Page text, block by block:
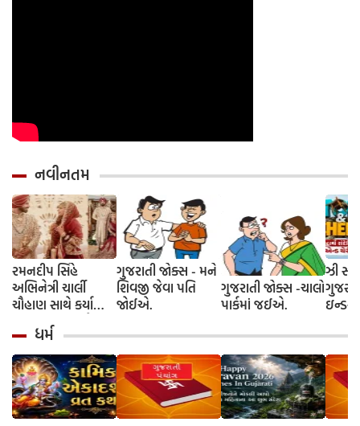
નવીનતમ
રમનદીપ સિંહે
અભિનેત્રી ચાર્લી
ચૌહાણ સાથે કર્યા
લગ્ન, જશ્નમાં ક્રિકેટ
જગતના કલાકારોની
હાજરી
ગુજરાતી જોક્સ - મને
શિવજી જેવા પતિ
જોઈએ.
ગુજરાતી જોક્સ -ચાલો
પાર્કમાં જઈએ.
ઝી
ચેરી'
રિલીઝ
ધર્મ